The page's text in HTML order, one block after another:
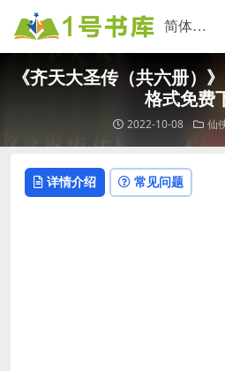
《齐天大圣传（共六册）
格式免费
2022-10-08 仙
详情介绍 常见问题